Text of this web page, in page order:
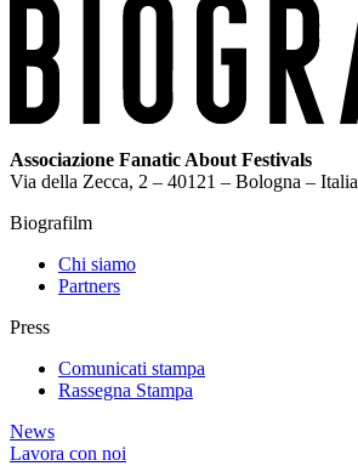
Associazione Fanatic About Festivals
Via della Zecca, 2 – 40121 – Bologna – Italia
Biografilm
Chi siamo
Partners
Press
Comunicati stampa
Rassegna Stampa
News
Lavora con noi